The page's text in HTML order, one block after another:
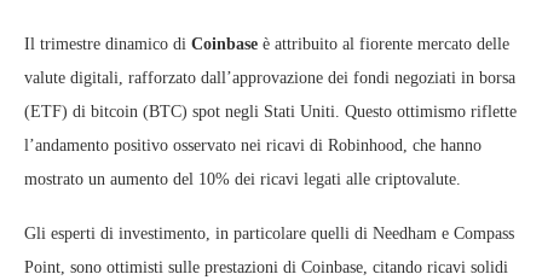
Il trimestre dinamico di Coinbase è attribuito al fiorente mercato delle
valute digitali, rafforzato dall’approvazione dei fondi negoziati in borsa
(ETF) di bitcoin (BTC) spot negli Stati Uniti. Questo ottimismo riflette
l’andamento positivo osservato nei ricavi di Robinhood, che hanno
mostrato un aumento del 10% dei ricavi legati alle criptovalute.
Gli esperti di investimento, in particolare quelli di Needham e Compass
Point, sono ottimisti sulle prestazioni di Coinbase, citando ricavi solidi